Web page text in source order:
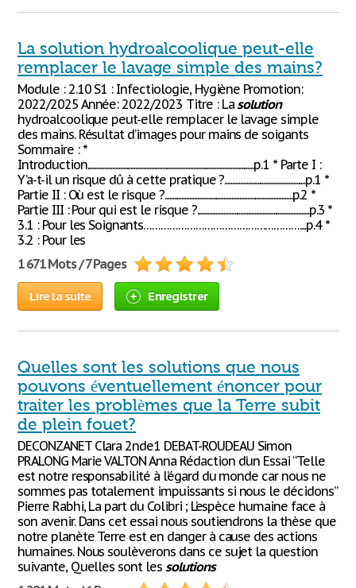
La solution hydroalcoolique peut-elle
remplacer le lavage simple des mains?
Module : 2.10 S1 : Infectiologie, Hygiène Promotion:
2022/2025 Année: 2022/2023 Titre : Lasolution
hydroalcoolique peut-elle remplacer le lavage simple
des mains. Résultat d’images pour mains de soigants
Sommaire : *
Introduction...........................................................................................................p.1 * Parte I :
Y’a-t-il un risque dû à cette pratique ?....................................................p.1 *
Partie II : Où est le risque ?..................................................................................p.2 *
Partie III : Pour qui est le risque ?........................................................................p.3 *
3.1 : Pour les Soignants………………………………………………....p.4 *
3.2 : Pour les
1 671 Mots / 7 Pages
Lire la suite Enregistrer
Quelles sont les solutions que nous
pouvons éventuellement énoncer pour
traiter les problèmes que la Terre subit
de plein fouet?
DECONZANET Clara 2nde1 DEBAT-ROUDEAU Simon
PRALONG Marie VALTON Anna Rédaction d’un Essai “Telle
est notre responsabilité à l’égard du monde car nous ne
sommes pas totalement impuissants si nous le décidons”
Pierre Rabhi, La part du Colibri ; L’espèce humaine face à
son avenir. Dans cet essai nous soutiendrons la thèse que
notre planète Terre est en danger à cause des actions
humaines. Nous soulèverons dans ce sujet la question
suivante, Quelles sont les solutions